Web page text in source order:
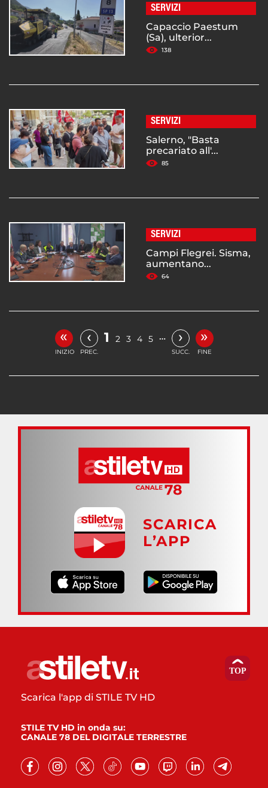
SERVIZI
Capaccio Paestum
(Sa), ulterior...
138
SERVIZI
Salerno, "Basta
precariato all'...
85
SERVIZI
Campi Flegrei. Sisma,
aumentano...
64
«
INIZIO
‹
PREC.
1 2 3 4 5 … ›
SUCC.
»
FINE
SCARICA
L’APP
Scarica l'app di STILE TV HD
STILE TV HD in onda su:
CANALE 78 DEL DIGITALE TERRESTRE